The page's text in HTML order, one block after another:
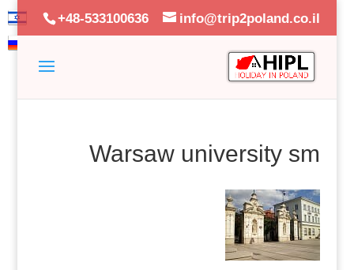
+48-533100636 info@trip2poland.co.il
Warsaw university sm